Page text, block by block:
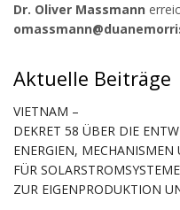
Dr. Oliver Massmann
Aktuelle Beiträge
VIETNAM –
DEKRET 58 ÜBER DIE
ENERGIEN,
FÜR
ZUR EIGENPRODUKTION